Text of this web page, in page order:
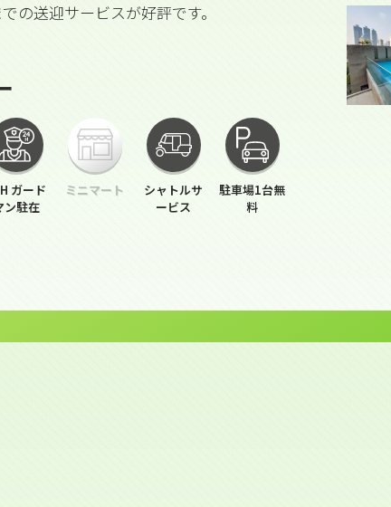
の送迎サービスが好評です。
ガード
ン駐在
ミニマート
シャトルサ
ービス
駐車場1台無
料